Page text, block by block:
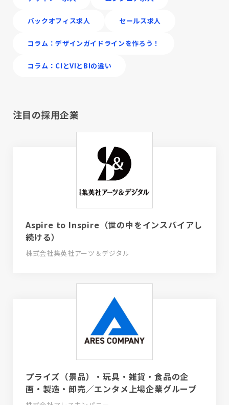
バックオフィス求人 セールス求人
コラム：デザインガイドラインを作ろう！
コラム：CIとVIとBIの違い
注目の採用企業
Aspire to Inspire（世の中をインスパイアし
続ける）
株式会社集英社アーツ＆デジタル
プライズ（景品）・玩具・雑貨・食品の企
画・製造・卸売／エンタメ上場企業グループ